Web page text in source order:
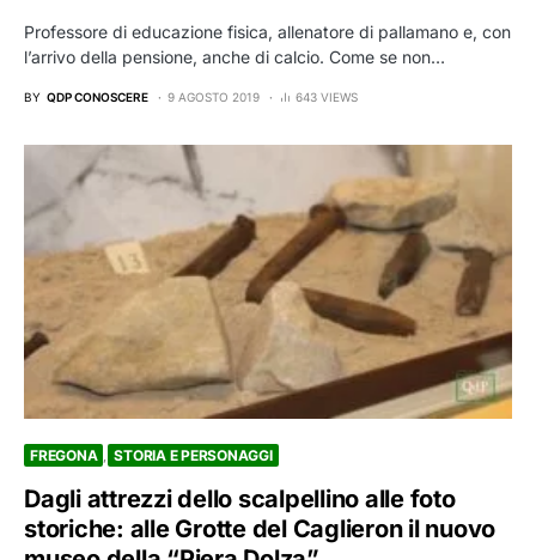
Professore di educazione fisica, allenatore di pallamano e, con
l’arrivo della pensione, anche di calcio. Come se non…
BY QDP CONOSCERE 9 AGOSTO 2019 643 VIEWS
FREGONA STORIA E PERSONAGGI
Dagli attrezzi dello scalpellino alle foto
storiche: alle Grotte del Caglieron il nuovo